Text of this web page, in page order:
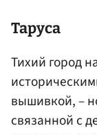
Таруса
Тихий город
вышивкой, –
связанной с